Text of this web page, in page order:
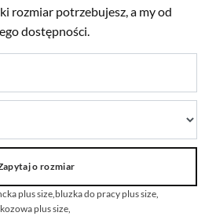
rozmiar potrzebujesz, a my od
dostępności.
o rozmiar
plus size bluzka do pracy plus size
plus size